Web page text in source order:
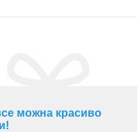
можна красиво